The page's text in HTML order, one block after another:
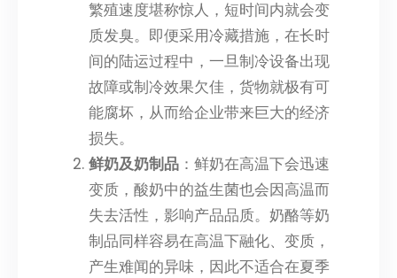
繁殖速度堪称惊人，短时间内就会变
质发臭。即便采用冷藏措施，在长时
间的陆运过程中，一旦制冷设备出现
故障或制冷效果欠佳，货物就极有可
能腐坏，从而给企业带来巨大的经济
损失。
鲜奶及奶制品 ：鲜奶在高温下会迅速
变质，酸奶中的益生菌也会因高温而
失去活性，影响产品品质。奶酪等奶
制品同样容易在高温下融化、变质，
产生难闻的异味，因此不适合在夏季